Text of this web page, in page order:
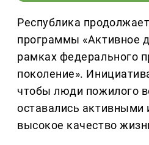
Республика
программы «Активное
рамках федерального
поколение».
чтобы люди пожилого
оставались активными
высокое качество